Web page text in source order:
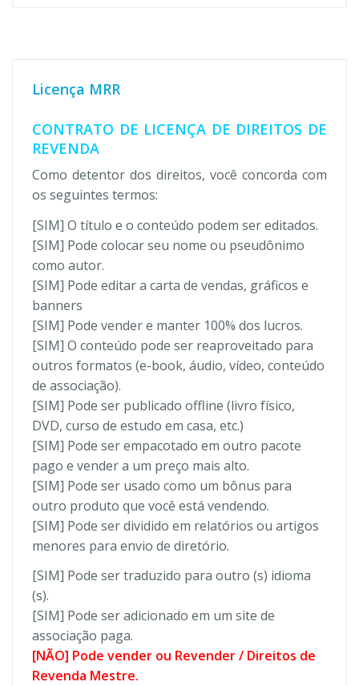
Licença MRR
CONTRATO DE LICENÇA DE DIREITOS DE
REVENDA
Como detentor dos direitos, você concorda com
os seguintes termos:
[SIM] O título e o conteúdo podem ser editados.
[SIM] Pode colocar seu nome ou pseudônimo
como autor.
[SIM] Pode editar a carta de vendas, gráficos e
banners
[SIM] Pode vender e manter 100% dos lucros.
[SIM] O conteúdo pode ser reaproveitado para
outros formatos (e-book, áudio, vídeo, conteúdo
de associação).
[SIM] Pode ser publicado offline (livro físico,
DVD, curso de estudo em casa, etc.)
[SIM] Pode ser empacotado em outro pacote
pago e vender a um preço mais alto.
[SIM] Pode ser usado como um bônus para
outro produto que você está vendendo.
[SIM] Pode ser dividido em relatórios ou artigos
menores para envio de diretório.
[SIM] Pode ser traduzido para outro (s) idioma
(s).
[SIM] Pode ser adicionado em um site de
associação paga.
[NÃO] Pode vender ou Revender / Direitos de
Revenda Mestre.